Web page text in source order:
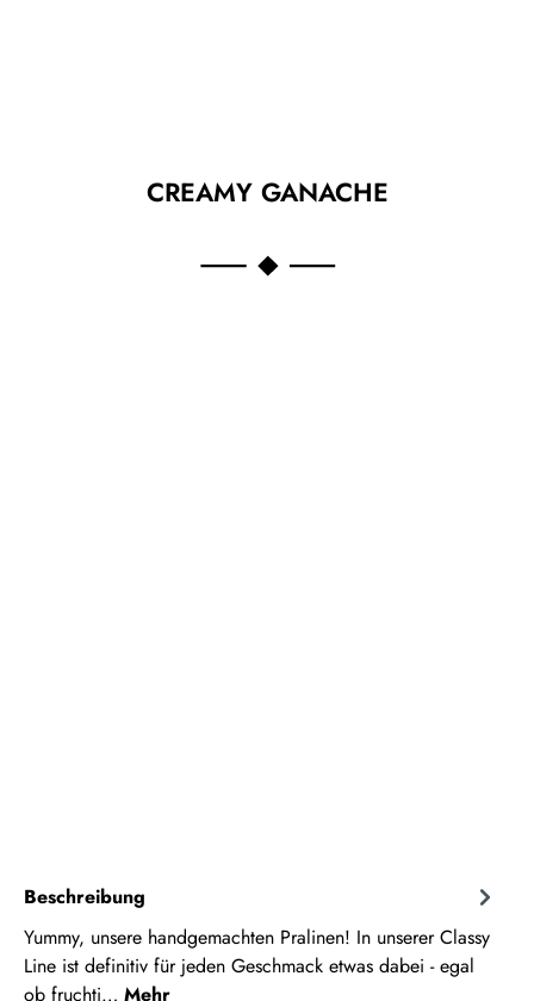
CREAMY GANACHE
Beschreibung
Yummy, unsere handgemachten Pralinen! In unserer Classy
Line ist definitiv für jeden Geschmack etwas dabei - egal
ob fruchti… Mehr